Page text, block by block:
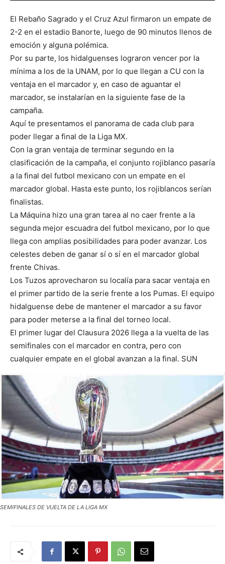
El Rebaño Sagrado y el Cruz Azul firmaron un empate de
2-2 en el estadio Banorte, luego de 90 minutos llenos de
emoción y alguna polémica.
Por su parte, los hidalguenses lograron vencer por la
mínima a los de la UNAM, por lo que llegan a CU con la
ventaja en el marcador y, en caso de aguantar el
marcador, se instalarían en la siguiente fase de la
campaña.
Aquí te presentamos el panorama de cada club para
poder llegar a final de la Liga MX.
Con la gran ventaja de terminar segundo en la
clasificación de la campaña, el conjunto rojiblanco pasaría
a la final del futbol mexicano con un empate en el
marcador global. Hasta este punto, los rojiblancos serían
finalistas.
La Máquina hizo una gran tarea al no caer frente a la
segunda mejor escuadra del futbol mexicano, por lo que
llega con amplias posibilidades para poder avanzar. Los
celestes deben de ganar sí o sí en el marcador global
frente Chivas.
Los Tuzos aprovecharon su localía para sacar ventaja en
el primer partido de la serie frente a los Pumas. El equipo
hidalguense debe de mantener el marcador a su favor
para poder meterse a la final del torneo local.
El primer lugar del Clausura 2026 llega a la vuelta de las
semifinales con el marcador en contra, pero con
cualquier empate en el global avanzan a la final. SUN
SEMIFINALES DE VUELTA DE LA LIGA MX